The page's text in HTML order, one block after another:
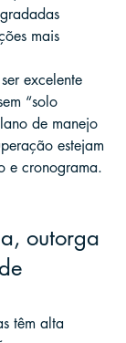
mais
excelente
“solo
de manejo
estejam
e cronograma.
outorga
têm alta